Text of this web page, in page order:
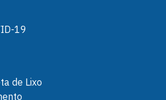
19
de Lixo